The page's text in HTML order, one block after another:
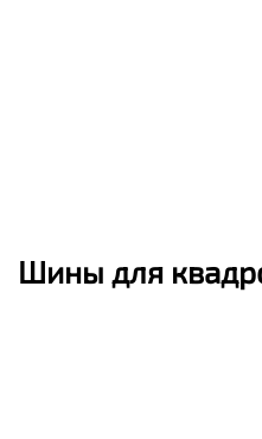
Шины для